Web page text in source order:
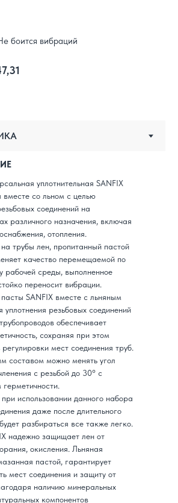
боится вибраций
уплотнительная SANFIX
вместе со льном с целью
соединений на
различного назначения, включая
отопления.
трубы лен, пропитанный пастой
качество перемещаемой по
рабочей среды, выполненное
переносит вибрации.
SANFIX вместе с льняным
уплотнения резьбовых соединений
обеспечивает
сохраняя при этом
мест соединения труб.
составом можно менять угол
с резьбой до 30° с
использовании данного набора
даже после длительного
разбираться все также легко.
надежно защищает лен от
окисления. Льняная
пастой, гарантирует
мест соединения и защиту от
наличию минеральных
компонентов